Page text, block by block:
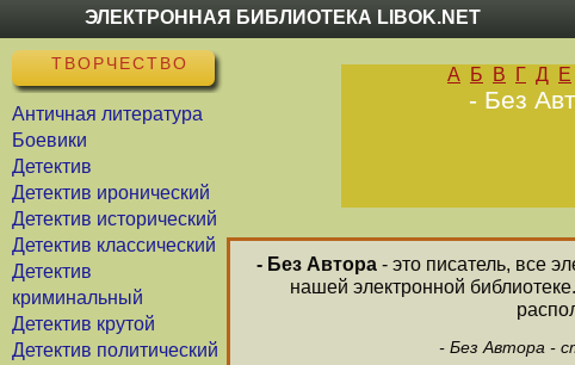
ЭЛЕКТРОННАЯ БИБЛИОТЕКА LIBOK.NET
ТВОРЧЕСТВО
Античная литература
Боевики
Детектив
Детектив иронический
Детектив исторический
Детектив классический
Детектив
криминальный
Детектив крутой
Детектив политический
А Б В Г Д Е
- Без
- Без Автора - это писатель, все
нашей электронной
- Без Автора -